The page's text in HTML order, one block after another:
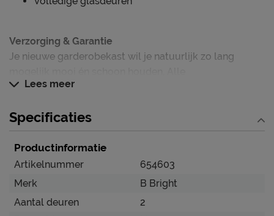
Verzorging & Garantie
Je nieuwe garderobekast wil je natuurlijk zo lang
schoonmaakinstructies, evenals de garantie op de
om te weten’.
Lees meer
Specificaties
Productinformatie
Artikelnummer
654603
Merk
B Bright
Aantal deuren
2